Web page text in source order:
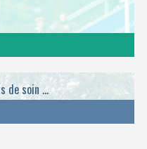
de soin ...